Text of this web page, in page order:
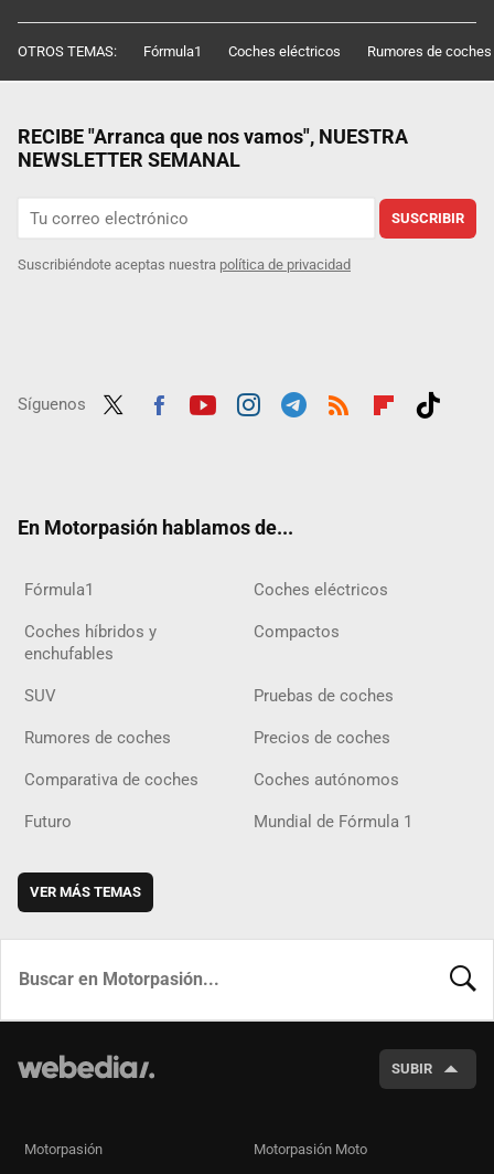
OTROS TEMAS: Fórmula1 Coches eléctricos Rumores de coches
RECIBE "Arranca que nos vamos", NUESTRA
NEWSLETTER SEMANAL
SUSCRIBIR
Suscribiéndote aceptas nuestra política de privacidad
Síguenos
En Motorpasión hablamos de...
Fórmula1 Coches eléctricos
Coches híbridos y
enchufables
Compactos
SUV Pruebas de coches
Rumores de coches Precios de coches
Comparativa de coches Coches autónomos
Futuro Mundial de Fórmula 1
VER MÁS TEMAS
SUBIR
Motorpasión Motorpasión Moto